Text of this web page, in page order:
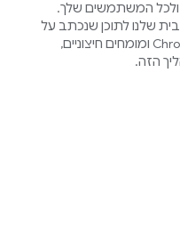
ולכל המשתמשים שלך.
שלנו לתוכן שנכתב על
ידי חברי צוות Chrome ומומחים חיצוניים,
הזה.